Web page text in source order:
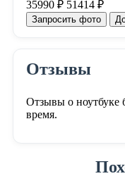
35990 ₽ 51414 ₽
Запросить фото
Отзывы
Отзывы о ноутбуке
время.